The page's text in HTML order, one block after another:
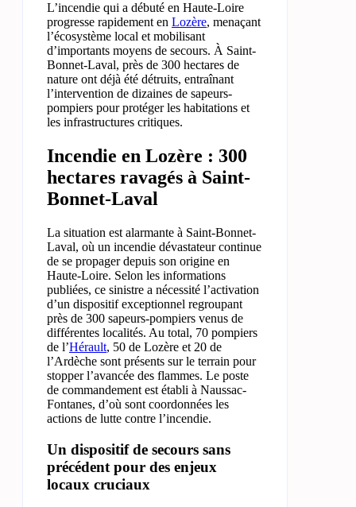
L’incendie qui a débuté en Haute-Loire
progresse rapidement en Lozère, menaçant
l’écosystème local et mobilisant
d’importants moyens de secours. À Saint-
Bonnet-Laval, près de 300 hectares de
nature ont déjà été détruits, entraînant
l’intervention de dizaines de sapeurs-
pompiers pour protéger les habitations et
les infrastructures critiques.
Incendie en Lozère : 300
hectares ravagés à Saint-
Bonnet-Laval
La situation est alarmante à Saint-Bonnet-
Laval, où un incendie dévastateur continue
de se propager depuis son origine en
Haute-Loire. Selon les informations
publiées, ce sinistre a nécessité l’activation
d’un dispositif exceptionnel regroupant
près de 300 sapeurs-pompiers venus de
différentes localités. Au total, 70 pompiers
de l’Hérault, 50 de Lozère et 20 de
l’Ardèche sont présents sur le terrain pour
stopper l’avancée des flammes. Le poste
de commandement est établi à Naussac-
Fontanes, d’où sont coordonnées les
actions de lutte contre l’incendie.
Un dispositif de secours sans
précédent pour des enjeux
locaux cruciaux